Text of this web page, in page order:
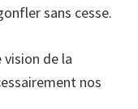
sans cesse.
vision de la
nos